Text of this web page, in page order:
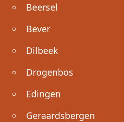
Beersel
Bever
Dilbeek
Drogenbos
Edingen
Geraardsbergen